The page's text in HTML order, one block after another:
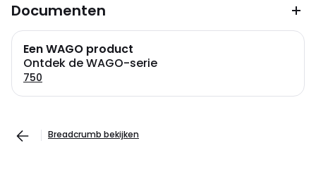
Documenten
Een WAGO product
Ontdek de WAGO-serie
750
Breadcrumb bekijken